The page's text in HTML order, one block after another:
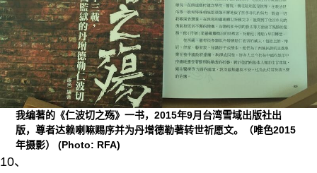
我编著的《仁波切之殇》一书，2015年9月台湾雪域出版社出
版，尊者达赖喇嘛赐序并为丹增德勒著转世祈愿文。（唯色2015
年摄影）(Photo: RFA)
10、